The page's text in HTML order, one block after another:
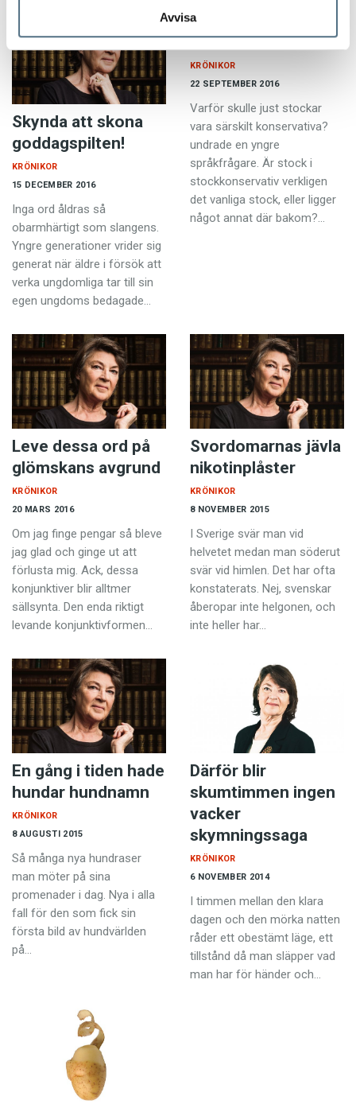
Avvisa
Skynda att skona
goddagspilten!
15 DECEMBER 2016
KRÖNIKOR
Inga ord åldras så
obarmhärtigt som slangens.
Yngre generationer vrider sig
generat när äldre i försök att
verka ungdomliga tar till sin
egen ungdoms bedagade…
Förstärkning som
står stock stilla
22 SEPTEMBER 2016
KRÖNIKOR
Varför skulle just stockar
vara särskilt konservativa?
undrade en yngre
språkfrågare. Är stock i
stockkonservativ verkligen
det vanliga stock, eller ligger
något annat där bakom?…
Leve dessa ord på
glömskans avgrund
20 MARS 2016
KRÖNIKOR
Om jag finge pengar så bleve
jag glad och ginge ut att
förlusta mig. Ack, dessa
konjunktiver blir alltmer
sällsynta. Den enda riktigt
levande konjunktivformen…
Svordomarnas jävla
nikotinplåster
8 NOVEMBER 2015
KRÖNIKOR
I Sverige svär man vid
helvetet medan man söderut
svär vid himlen. Det har ofta
konstaterats. Nej, svenskar
åberopar inte helgonen, och
inte heller har…
En gång i tiden hade
hundar hundnamn
8 AUGUSTI 2015
KRÖNIKOR
Så många nya hundraser
man möter på sina
promenader i dag. Nya i alla
fall för den som fick sin
första bild av hundvärlden
på…
Därför blir
skumtimmen ingen
vacker
skymningssaga
6 NOVEMBER 2014
KRÖNIKOR
I timmen mellan den klara
dagen och den mörka natten
råder ett obestämt läge, ett
tillstånd då man släpper vad
man har för händer och…